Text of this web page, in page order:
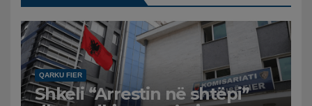
QARKU FIER
Shkeli “Arrestin në shtëpi”